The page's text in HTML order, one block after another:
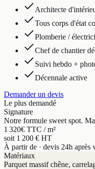
Architecte
Tous corps d'état
Plomberie /
Chef de chantier
Suivi hebdo +
Décennale active
Demander un devis
Le plus demandé
Signature
Notre formule sweet spot.
1 320€ TTC / m²
soit 1 200 € HT
À partir de · devis 24h après
Matériaux
Parquet massif chêne,